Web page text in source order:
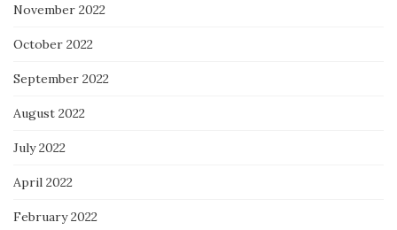
November 2022
October 2022
September 2022
August 2022
July 2022
April 2022
February 2022